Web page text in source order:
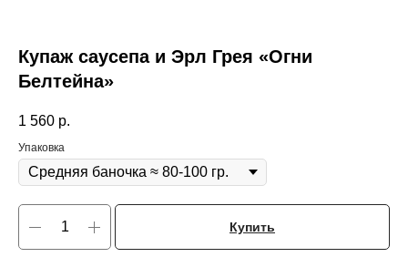
Купаж саусепа и Эрл Грея «Огни
Белтейна»
1 560 р.
Упаковка
Купить